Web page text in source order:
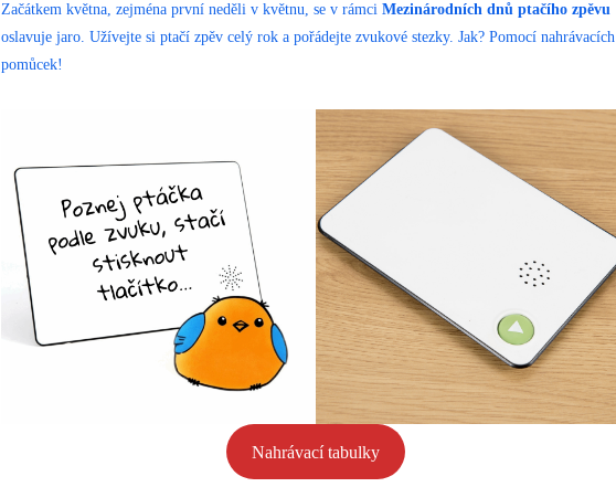
Začátkem května, zejména první neděli v květnu, se v rámciMezinárodních dnů ptačího zpěvu
oslavuje jaro. Užívejte si ptačí zpěv celý rok a pořádejte zvukové stezky. Jak? Pomocí nahrávacích
pomůcek!
Nahrávací tabulky